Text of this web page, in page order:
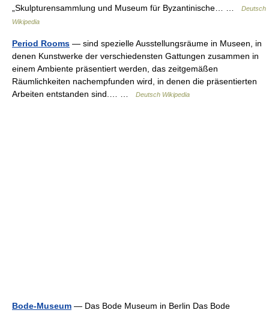
„Skulpturensammlung und Museum für Byzantinische… …
Deutsch
Wikipedia
Period Rooms — sind spezielle Ausstellungsräume in Museen, in
denen Kunstwerke der verschiedensten Gattungen zusammen in
einem Ambiente präsentiert werden, das zeitgemäßen
Räumlichkeiten nachempfunden wird, in denen die präsentierten
Arbeiten entstanden sind.… …
Deutsch Wikipedia
Bode-Museum — Das Bode Museum in Berlin Das Bode